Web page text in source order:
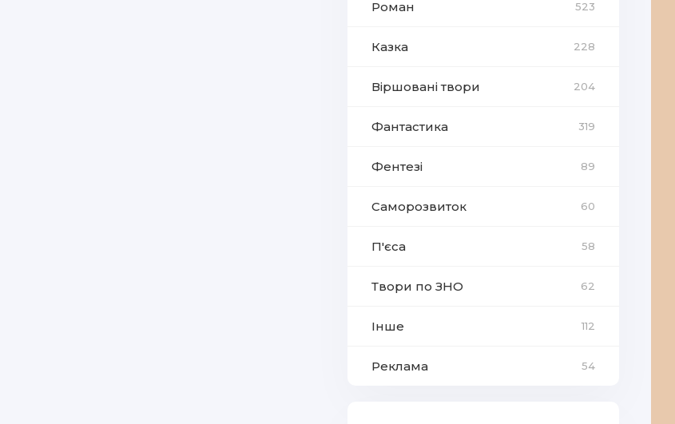
Роман 523
Казка 228
Віршовані твори 204
Фантастика 319
Фентезі 89
Саморозвиток 60
П'єса 58
Твори по ЗНО 62
Інше 112
Реклама 54